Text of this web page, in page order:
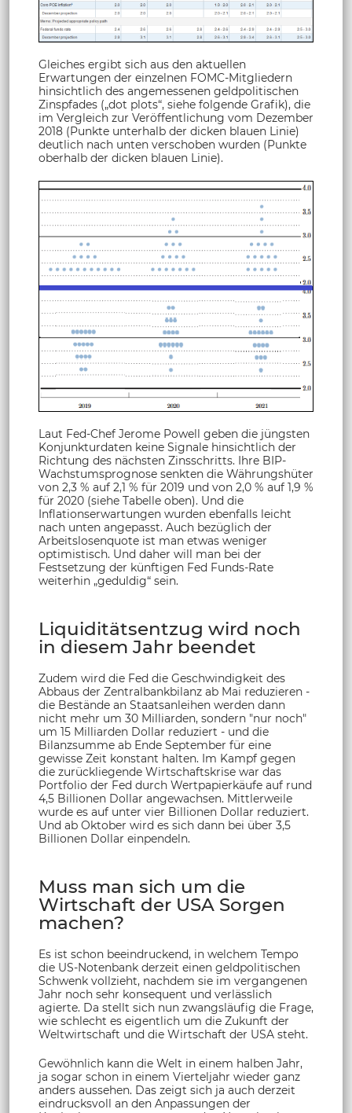
Gleiches ergibt sich aus den aktuellen
Erwartungen der einzelnen FOMC-Mitgliedern
hinsichtlich des angemessenen geldpolitischen
Zinspfades („dot plots“, siehe folgende Grafik), die
im Vergleich zur Veröffentlichung vom Dezember
2018 (Punkte unterhalb der dicken blauen Linie)
deutlich nach unten verschoben wurden (Punkte
oberhalb der dicken blauen Linie).
Laut Fed-Chef Jerome Powell geben die jüngsten
Konjunkturdaten keine Signale hinsichtlich der
Richtung des nächsten Zinsschritts. Ihre BIP-
Wachstumsprognose senkten die Währungshüter
von 2,3 % auf 2,1 % für 2019 und von 2,0 % auf 1,9 %
für 2020 (siehe Tabelle oben). Und die
Inflationserwartungen wurden ebenfalls leicht
nach unten angepasst. Auch bezüglich der
Arbeitslosenquote ist man etwas weniger
optimistisch. Und daher will man bei der
Festsetzung der künftigen Fed Funds-Rate
weiterhin „geduldig“ sein.
Liquiditätsentzug wird noch
in diesem Jahr beendet
Zudem wird die Fed die Geschwindigkeit des
Abbaus der Zentralbankbilanz ab Mai reduzieren -
die Bestände an Staatsanleihen werden dann
nicht mehr um 30 Milliarden, sondern "nur noch"
um 15 Milliarden Dollar reduziert - und die
Bilanzsumme ab Ende September für eine
gewisse Zeit konstant halten. Im Kampf gegen
die zurückliegende Wirtschaftskrise war das
Portfolio der Fed durch Wertpapierkäufe auf rund
4,5 Billionen Dollar angewachsen. Mittlerweile
wurde es auf unter vier Billionen Dollar reduziert.
Und ab Oktober wird es sich dann bei über 3,5
Billionen Dollar einpendeln.
Muss man sich um die
Wirtschaft der USA Sorgen
machen?
Es ist schon beeindruckend, in welchem Tempo
die US-Notenbank derzeit einen geldpolitischen
Schwenk vollzieht, nachdem sie im vergangenen
Jahr noch sehr konsequent und verlässlich
agierte. Da stellt sich nun zwangsläufig die Frage,
wie schlecht es eigentlich um die Zukunft der
Weltwirtschaft und die Wirtschaft der USA steht.
Gewöhnlich kann die Welt in einem halben Jahr,
ja sogar schon in einem Vierteljahr wieder ganz
anders aussehen. Das zeigt sich ja auch derzeit
eindrucksvoll an den Anpassungen der